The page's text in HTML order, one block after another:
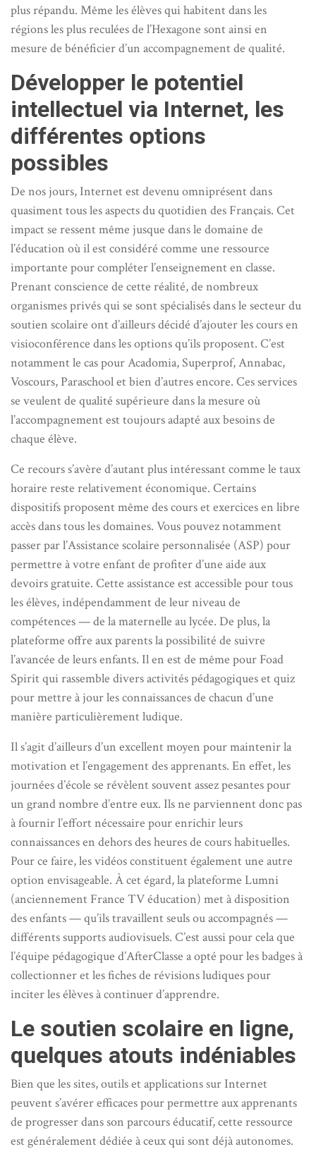
plus répandu. Même les élèves qui habitent dans les
régions les plus reculées de l’Hexagone sont ainsi en
mesure de bénéficier d’un accompagnement de qualité.
Développer le potentiel
intellectuel via Internet, les
différentes options
possibles
De nos jours, Internet est devenu omniprésent dans
quasiment tous les aspects du quotidien des Français. Cet
impact se ressent même jusque dans le domaine de
l’éducation où il est considéré comme une ressource
importante pour compléter l’enseignement en classe.
Prenant conscience de cette réalité, de nombreux
organismes privés qui se sont spécialisés dans le secteur du
soutien scolaire ont d’ailleurs décidé d’ajouter les cours en
visioconférence dans les options qu’ils proposent. C’est
notamment le cas pour Acadomia, Superprof, Annabac,
Voscours, Paraschool et bien d’autres encore. Ces services
se veulent de qualité supérieure dans la mesure où
l’accompagnement est toujours adapté aux besoins de
chaque élève.
Ce recours s’avère d’autant plus intéressant comme le taux
horaire reste relativement économique. Certains
dispositifs proposent même des cours et exercices en libre
accès dans tous les domaines. Vous pouvez notamment
passer par l’Assistance scolaire personnalisée (ASP) pour
permettre à votre enfant de profiter d’une aide aux
devoirs gratuite. Cette assistance est accessible pour tous
les élèves, indépendamment de leur niveau de
compétences — de la maternelle au lycée. De plus, la
plateforme offre aux parents la possibilité de suivre
l’avancée de leurs enfants. Il en est de même pour Foad
Spirit qui rassemble divers activités pédagogiques et quiz
pour mettre à jour les connaissances de chacun d’une
manière particulièrement ludique.
Il s’agit d’ailleurs d’un excellent moyen pour maintenir la
motivation et l’engagement des apprenants. En effet, les
journées d’école se révèlent souvent assez pesantes pour
un grand nombre d’entre eux. Ils ne parviennent donc pas
à fournir l’effort nécessaire pour enrichir leurs
connaissances en dehors des heures de cours habituelles.
Pour ce faire, les vidéos constituent également une autre
option envisageable. À cet égard, la plateforme Lumni
(anciennement France TV éducation) met à disposition
des enfants — qu’ils travaillent seuls ou accompagnés —
différents supports audiovisuels. C’est aussi pour cela que
l’équipe pédagogique d’AfterClasse a opté pour les badges à
collectionner et les fiches de révisions ludiques pour
inciter les élèves à continuer d’apprendre.
Le soutien scolaire en ligne,
quelques atouts indéniables
Bien que les sites, outils et applications sur Internet
peuvent s’avérer efficaces pour permettre aux apprenants
de progresser dans son parcours éducatif, cette ressource
est généralement dédiée à ceux qui sont déjà autonomes.